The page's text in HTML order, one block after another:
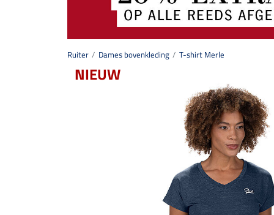
Ruiter Dames bovenkleding T-shirt Merle
NIEUW